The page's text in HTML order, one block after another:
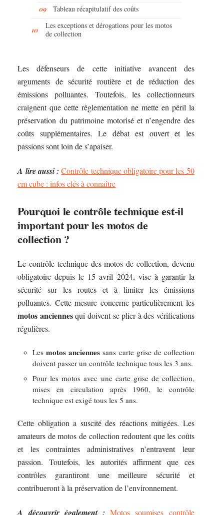
Tableau récapitulatif des coûts
Les exceptions et dérogations pour les motos
de collection
Les défenseurs de cette initiative avancent des
arguments de sécurité routière et de réduction des
émissions polluantes. Toutefois, les collectionneurs
craignent que cette réglementation ne mette en péril la
préservation du patrimoine motorisé et n’engendre des
coûts supplémentaires. Le débat est ouvert et les
passions sont loin de s’apaiser.
A lire aussi : Contrôle technique obligatoire pour les 50
cm cube : infos clés à connaître
Pourquoi le contrôle technique est-il
important pour les motos de
collection ?
Le contrôle technique des motos de collection, devenu
obligatoire depuis le 15 avril 2024, vise à garantir la
sécurité sur les routes et à limiter les émissions
polluantes. Cette mesure concerne particulièrement les
motos anciennesqui doivent se plier à des vérifications
régulières.
Lesmotos anciennes sans carte grise de collection
doivent passer un contrôle technique tous les 3 ans.
Pour les motos avec une carte grise de collection,
mises en circulation après 1960, le contrôle
technique est exigé tous les 5 ans.
Cette obligation a suscité des réactions mitigées. Les
amateurs de motos de collection redoutent que les coûts
et les contraintes administratives n’entravent leur
passion. Toutefois, les autorités affirment que ces
contrôles garantiront une meilleure sécurité et
contribueront à la préservation de l’environnement.
A découvrir également : Motos soumises contrôle